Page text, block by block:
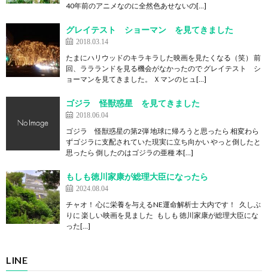
40年前のアニメなのに全然色あせないの[…]
グレイテスト ショーマン を見てきました
2018.03.14
たまにハリウッドのキラキラした映画を見たくなる（笑） 前
回、ララランドを見る機会がなかったので グレイテスト シ
ョーマンを見てきました。 Ｘマンのヒュ[…]
ゴジラ 怪獣惑星 を見てきました
2018.06.04
ゴジラ 怪獣惑星の第2弾 地球に帰ろうと思ったら 相変わら
ずゴジラに支配されていた現実に立ち向かい やっと倒したと
思ったら 倒したのはゴジラの亜種 本[…]
もしも徳川家康が総理大臣になったら
2024.08.04
チャオ！ 心に栄養を与えるNE運命解析士 大内です！ 久しぶ
りに 楽しい映画を見ました もしも 徳川家康が総理大臣にな
った[…]
LINE